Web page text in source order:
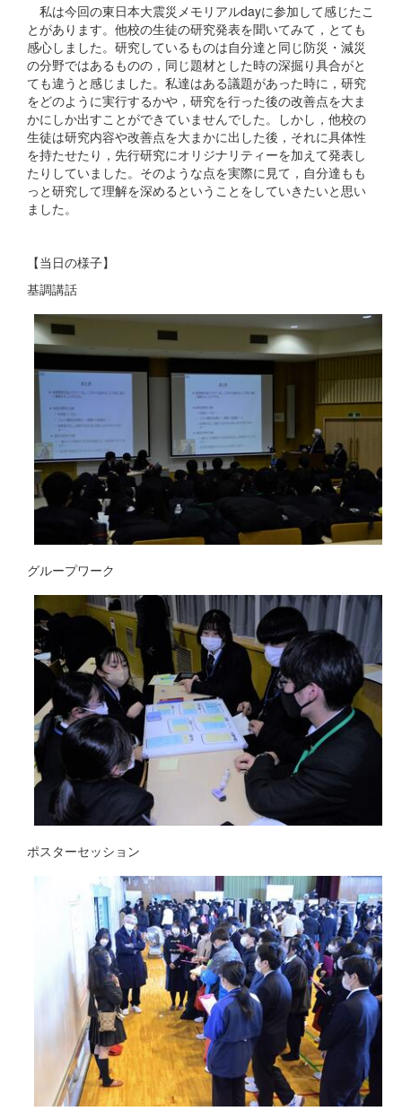
私は今回の東日本大震災メモリアルdayに参加して感じたこ
とがあります。他校の生徒の研究発表を聞いてみて，とても
感心しました。研究しているものは自分達と同じ防災・減災
の分野ではあるものの，同じ題材とした時の深掘り具合がと
ても違うと感じました。私達はある議題があった時に，研究
をどのように実行するかや，研究を行った後の改善点を大ま
かにしか出すことができていませんでした。しかし，他校の
生徒は研究内容や改善点を大まかに出した後，それに具体性
を持たせたり，先行研究にオリジナリティーを加えて発表し
たりしていました。そのような点を実際に見て，自分達もも
っと研究して理解を深めるということをしていきたいと思い
ました。
【当日の様子】
基調講話
グループワーク
ポスターセッション